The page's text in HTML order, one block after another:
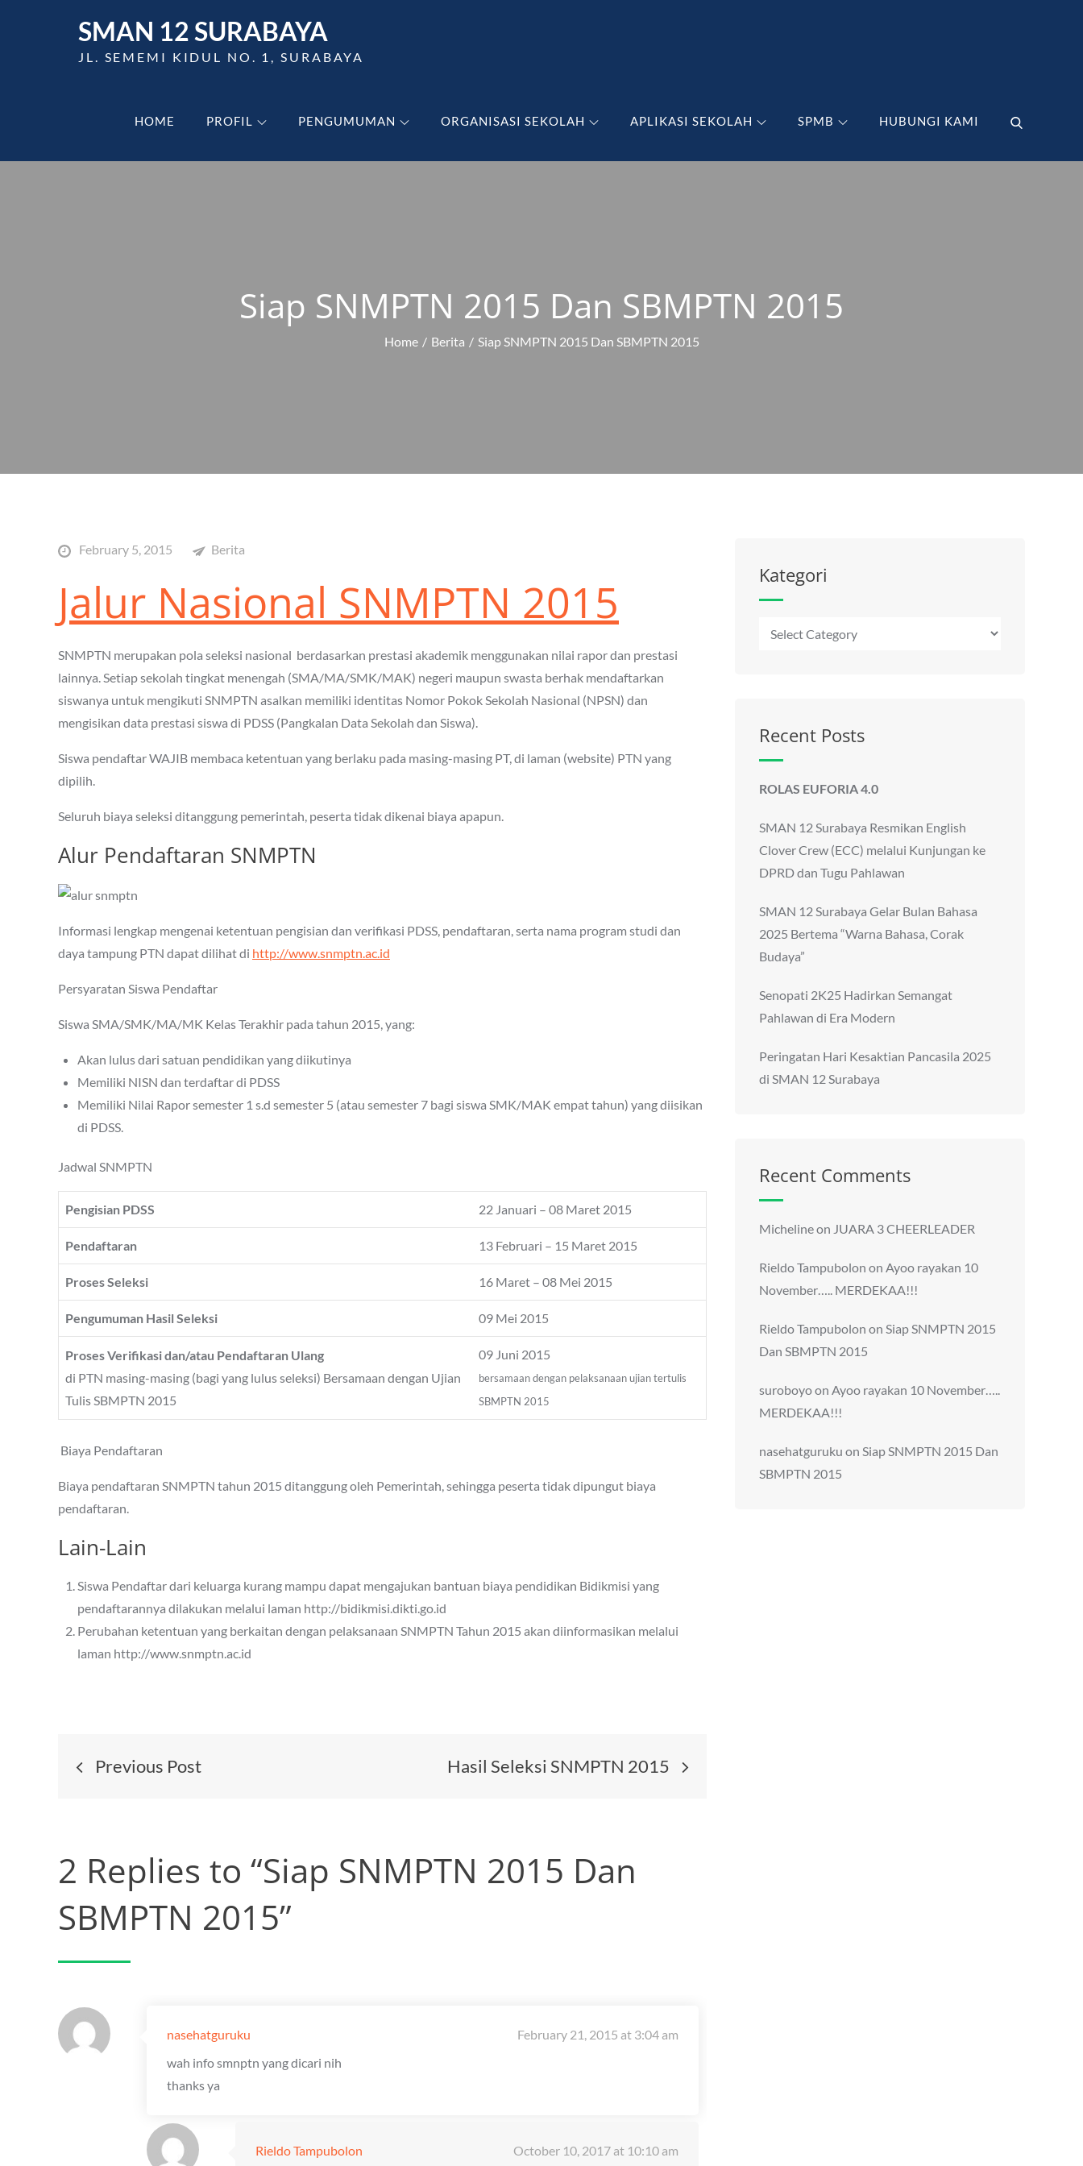
SMAN 12 SURABAYA
JL. SEMEMI KIDUL NO. 1, SURABAYA
HOME PROFIL PENGUMUMAN ORGANISASI SEKOLAH APLIKASI SEKOLAH SPMB HUBUNGI KAMI
Siap SNMPTN 2015 Dan SBMPTN 2015
Home Berita Siap SNMPTN 2015 Dan SBMPTN 2015
PostedFebruary 5, 2015 Berita
Jalur Nasional SNMPTN 2015
SNMPTN merupakan pola seleksi nasional berdasarkan prestasi akademik menggunakan nilai rapor dan prestasi
lainnya. Setiap sekolah tingkat menengah (SMA/MA/SMK/MAK) negeri maupun swasta berhak mendaftarkan
siswanya untuk mengikuti SNMPTN asalkan memiliki identitas Nomor Pokok Sekolah Nasional (NPSN) dan
mengisikan data prestasi siswa di PDSS (Pangkalan Data Sekolah dan Siswa).
Siswa pendaftar WAJIB membaca ketentuan yang berlaku pada masing-masing PT, di laman (website) PTN yang
dipilih.
Seluruh biaya seleksi ditanggung pemerintah, peserta tidak dikenai biaya apapun.
Alur Pendaftaran SNMPTN
Informasi lengkap mengenai ketentuan pengisian dan verifikasi PDSS, pendaftaran, serta nama program studi dan
daya tampung PTN dapat dilihat di http://www.snmptn.ac.id
Persyaratan Siswa Pendaftar
Siswa SMA/SMK/MA/MK Kelas Terakhir pada tahun 2015, yang:
Akan lulus dari satuan pendidikan yang diikutinya
Memiliki NISN dan terdaftar di PDSS
Memiliki Nilai Rapor semester 1 s.d semester 5 (atau semester 7 bagi siswa SMK/MAK empat tahun) yang diisikan
di PDSS.
Jadwal SNMPTN
Pengisian PDSS 22 Januari – 08 Maret 2015
Pendaftaran 13 Februari – 15 Maret 2015
Proses Seleksi 16 Maret – 08 Mei 2015
Pengumuman Hasil Seleksi 09 Mei 2015
Proses Verifikasi dan/atau Pendaftaran Ulang
di PTN masing-masing (bagi yang lulus seleksi) Bersamaan dengan Ujian
Tulis SBMPTN 2015
09 Juni 2015
bersamaan dengan pelaksanaan ujian tertulis
SBMPTN 2015
Biaya Pendaftaran
Biaya pendaftaran SNMPTN tahun 2015 ditanggung oleh Pemerintah, sehingga peserta tidak dipungut biaya
pendaftaran.
Lain-Lain
Siswa Pendaftar dari keluarga kurang mampu dapat mengajukan bantuan biaya pendidikan Bidikmisi yang
pendaftarannya dilakukan melalui laman http://bidikmisi.dikti.go.id
Perubahan ketentuan yang berkaitan dengan pelaksanaan SNMPTN Tahun 2015 akan diinformasikan melalui
laman http://www.snmptn.ac.id
Post
Previous Post Hasil Seleksi SNMPTN 2015
2 Replies to “Siap SNMPTN 2015 Dan
SBMPTN 2015”
nasehatguruku
February 21, 2015 at 3:04 am
wah info smnptn yang dicari nih
thanks ya
Rieldo Tampubolon October 10, 2017 at 10:10 am
Kategori
Kategori
Recent Posts
ROLAS EUFORIA 4.0
SMAN 12 Surabaya Resmikan English
Clover Crew (ECC) melalui Kunjungan ke
DPRD dan Tugu Pahlawan
SMAN 12 Surabaya Gelar Bulan Bahasa
2025 Bertema “Warna Bahasa, Corak
Budaya”
Senopati 2K25 Hadirkan Semangat
Pahlawan di Era Modern
Peringatan Hari Kesaktian Pancasila 2025
di SMAN 12 Surabaya
Recent Comments
Michelineon JUARA 3 CHEERLEADER
Rieldo Tampubolon on Ayoo rayakan 10
November….. MERDEKAA!!!
Rieldo Tampubolon on Siap SNMPTN 2015
Dan SBMPTN 2015
suroboyoon Ayoo rayakan 10 November…..
MERDEKAA!!!
nasehatguruku on Siap SNMPTN 2015 Dan
SBMPTN 2015